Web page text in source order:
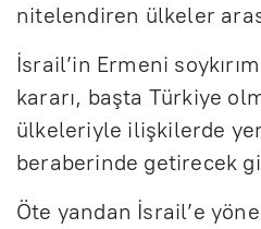
nitelendiren ülkeler
İsrail’in Ermeni
kararı, başta Türkiye
ülkeleriyle ilişkilerde
beraberinde getirecek
Öte yandan İsrail’e